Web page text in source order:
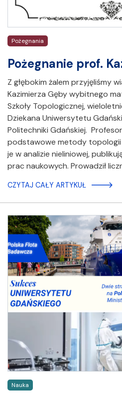
Pożegnania
Pożegnanie prof.
Z głębokim żalem przyjęliśmy
Kazimierza Gęby wybitnego
Szkoły Topologicznej,
Dziekana Uniwersytetu
Politechniki Gdańskiej.
podstawowe metody topologii
je w analizie nieliniowej,
prac naukowych. Prowadził
CZYTAJ CAŁY ARTYKUŁ
Nauka